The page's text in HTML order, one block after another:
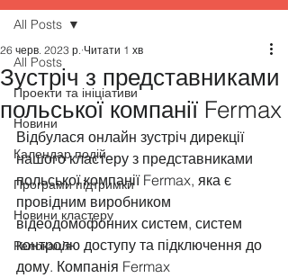
All Posts
Проекти та ініціативи
Новини
Календар подій
Програми підтримки
Новини кластеру
Релокація
All Posts
Зустріч з представниками
польської компанії Fermax
26 черв. 2023 р. Читати 1 хв
Відбулася онлайн зустріч дирекції
нашого кластеру з представниками
польської компанії Fermax, яка є
провідним виробником
відеодомофонних систем, систем
контролю доступу та підключення до
дому. Компанія Fermax